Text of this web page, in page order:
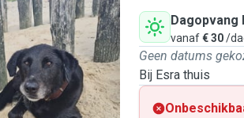
Dagopvang
vanaf€ 30/
Geen datums
Bij Esra thuis